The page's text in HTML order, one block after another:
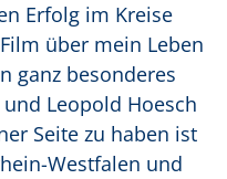
Erfolg im Kreise
über mein Leben
ganz besonderes
Leopold Hoesch
Seite zu haben ist
Westfalen und